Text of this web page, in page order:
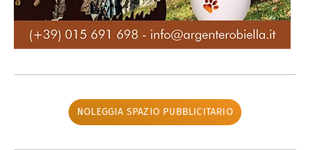
NOLEGGIA SPAZIO PUBBLICITARIO